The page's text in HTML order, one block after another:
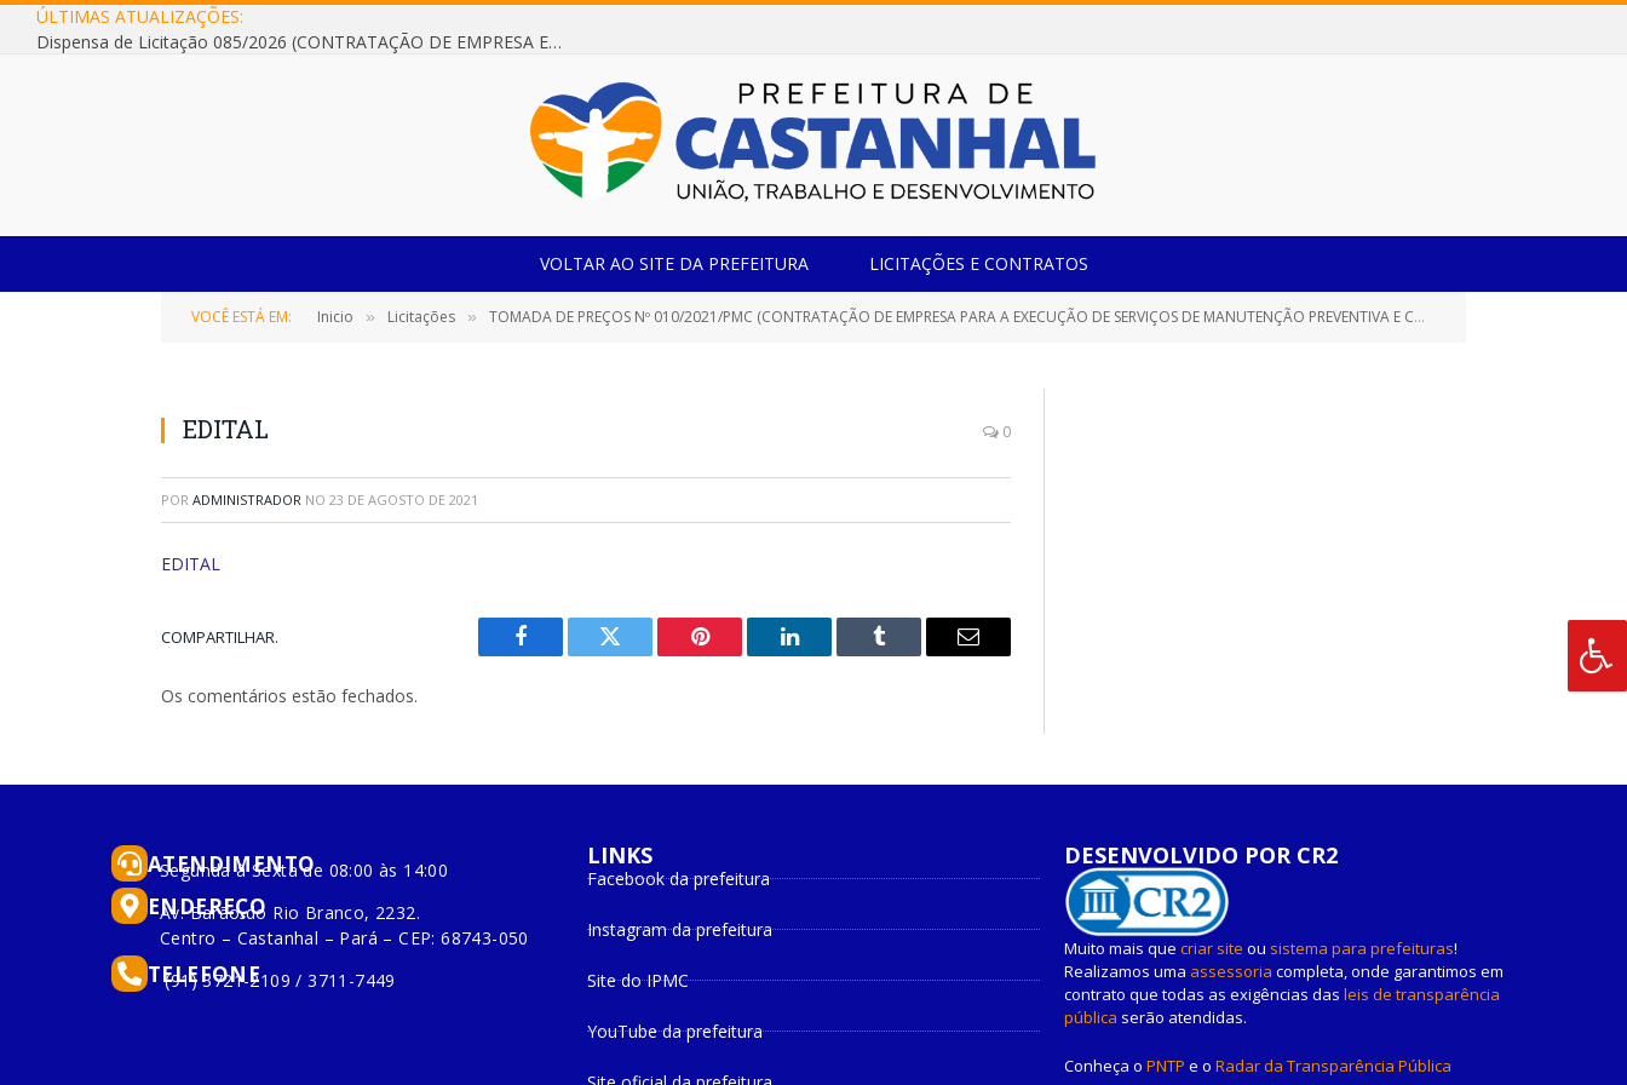
ÚLTIMAS ATUALIZAÇÕES:
Dispensa de Licitação 085/2026 (CONTRATAÇÃO DE EMPRESA ESPECIALIZADA NA FABRICAÇÃO DE MÓVEIS SOB MEDIDA COM ESTRUTURA METÁLICA EM METALON PARA ATENDIMENTO DAS NECESSIDADES DA SALA SIMOV DA EMEF MADRE MARIA VIGANÓ)
VOLTAR AO SITE DA PREFEITURA LICITAÇÕES E CONTRATOS
VOCÊ ESTÁ EM: Inicio » Licitações » TOMADA DE PREÇOS Nº 010/2021/PMC (CONTRATAÇÃO DE EMPRESA PARA A EXECUÇÃO DE SERVIÇOS DE MANUTENÇÃO PREVENTIVA E CORRETIVA, COM INSTALAÇÃO, IMPLANTAÇÃO, CONJUNTO DE ENERGIA SOLAR PARA O SISTEMA SEMAFÓRICO COM FORNECIMENTO DE MÃO DE OBRA)
EDITAL 0
POR ADMINISTRADOR NO 23 DE AGOSTO DE 2021
EDITAL
COMPARTILHAR.
Facebook Twitter Pinterest
O
Tumblr
E-
Os comentários estão fechados.
ATENDIMENTO
Segunda à Sexta de 08:00 às 14:00
ENDEREÇO
Av. Barão do Rio Branco, 2232.
Centro – Castanhal – Pará – CEP: 68743-050
TELEFONE
(91) 3721-2109 / 3711-7449
LINKS
Facebook da prefeitura
Instagram da prefeitura
Site do IPMC
YouTube da prefeitura
DESENVOLVIDO POR CR2
Muito mais que criar site ou sistema para prefeituras!
Realizamos uma assessoria completa, onde garantimos em
contrato que todas as exigências das leis de transparência
pública serão atendidas.
Conheça o PNTP e o Radar da Transparência Pública